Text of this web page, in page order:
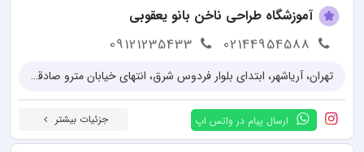
آموزشگاه طراحی ناخن بانو یعقوبی
02144954588
09121235433
تهران، آریاشهر، ابتدای بلوار فردوس شرق، انتهای خیابان مترو صادقیه (ولیعصر)، کوچه بن بست پنجم (کوچه فروشگاه شهروند)، جنب درب اصلی مترو صادقیه، ساختمان نیلوفر، پلاک ۹، طبقه دوم، واحد ۴
ارسال پیام در واتس اپ جزئیات بیشتر